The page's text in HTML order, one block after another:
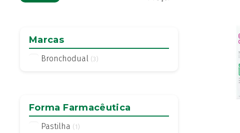
Marcas
Bronchodual (3)
Forma Farmacêutica
Pastilha (1)